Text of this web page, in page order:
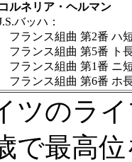
コルネリア・ヘルマン
バッハ：
フランス組曲 第2番 ハ
フランス組曲 第5番 ト
フランス組曲 第1番 ニ
フランス組曲 第6番 ホ
ツのラ
で最高